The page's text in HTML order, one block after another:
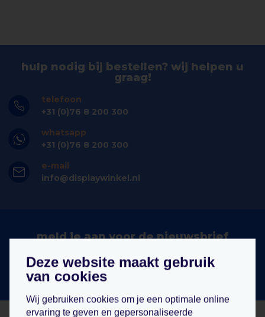
hulp nodig bij bestellen? wij helpen u
graag!
telefoon
+31 (0)76 8 200 300
whatsapp
+31 (0)76 8 200 300
e-mail
info@displaywinkel.nl
meld je aan voor de nieuwsbrief
aanmelden
Deze website maakt gebruik
van cookies
Wij gebruiken cookies om je een optimale online
ervaring te geven en gepersonaliseerde